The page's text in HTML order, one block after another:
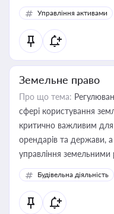
Управління активами
Земельне право
Про що тема:
сфері користування
критично важливим для
орендарів та держави,
управління земельними
Будівельна діяльність